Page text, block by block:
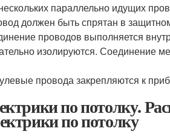
параллельно идущих
должен быть спрятан в
проводов выполняется
изолируются. Соединение
провода закрепляются к
по потолку.
по потолку